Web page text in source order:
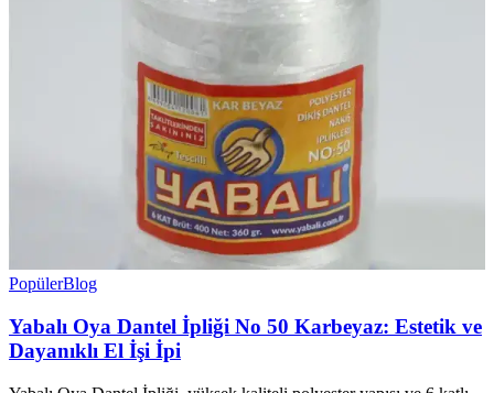
PopülerBlog
Yabalı Oya Dantel İpliği No 50 Karbeyaz: Estetik ve
Dayanıklı El İşi İpi